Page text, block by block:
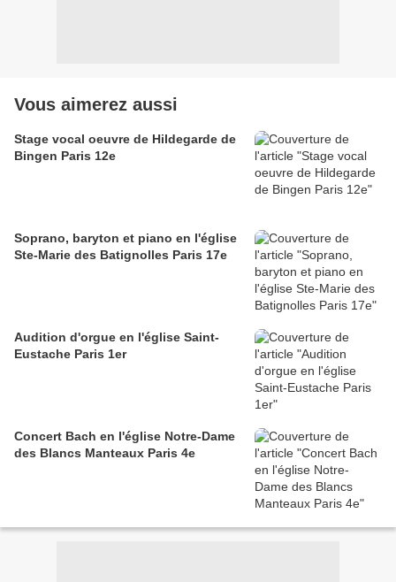
Vous aimerez aussi
Stage vocal oeuvre de Hildegarde de
Bingen Paris 12e
Soprano, baryton et piano en l'église
Ste-Marie des Batignolles Paris 17e
Audition d'orgue en l'église Saint-
Eustache Paris 1er
Concert Bach en l'église Notre-Dame
des Blancs Manteaux Paris 4e